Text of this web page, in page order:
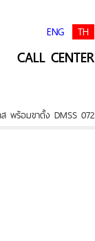
ENG TH
CALL CENTER
พร้อมขาตั้ง DMSS 072